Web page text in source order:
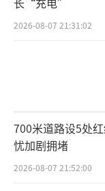
2026-08-07 21:31:02
700米道路设5处
忧加剧拥堵
2026-08-07 21:52:00